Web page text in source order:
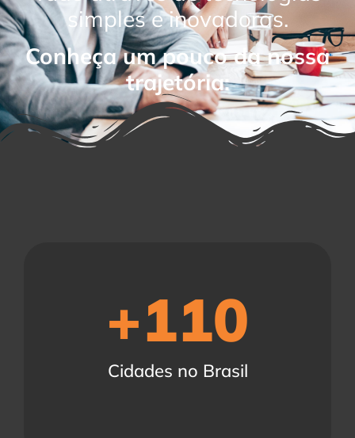
simples e inovadoras.
Conheça um pouco da nossa
trajetória:
Cidades no Brasil
+110